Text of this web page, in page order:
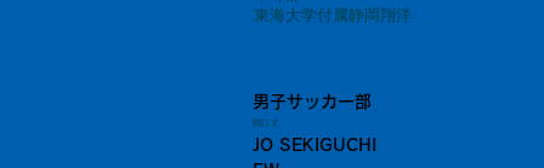
東海大学付属静岡翔洋
男子サッカー部
関口 丈
JO SEKIGUCHI